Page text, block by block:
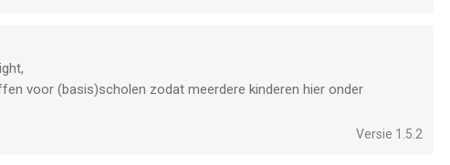
voor (basis)scholen zodat meerdere kinderen hier onder
Versie 1.5.2